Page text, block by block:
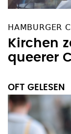
HAMBURGER
Kirchen
queerer
OFT GELESEN